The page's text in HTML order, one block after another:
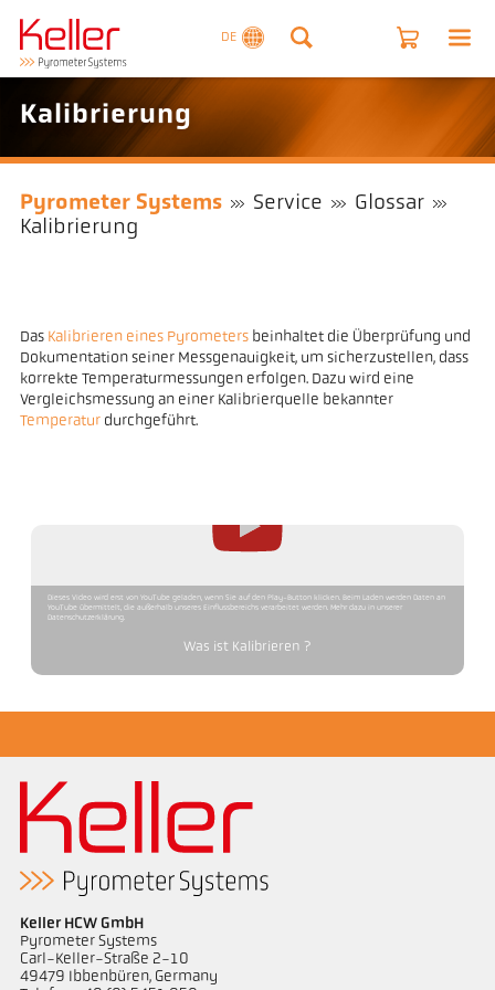
DE
Kalibrierung
Pyrometer Systems Service
Glossar
Kalibrierung
Das Kalibrieren eines Pyrometersbeinhaltet die Überprüfung und
Dokumentation seiner Messgenauigkeit, um sicherzustellen, dass
korrekte Temperaturmessungen erfolgen. Dazu wird eine
Vergleichsmessung an einer Kalibrierquelle bekannter
Temperaturdurchgeführt.
Dieses Video wird erst von YouTube geladen, wenn Sie auf den Play-Button klicken. Beim Laden werden Daten an
YouTube übermittelt, die außerhalb unseres Einflussbereichs verarbeitet werden. Mehr dazu in unserer
Datenschutzerklärung.
Was ist Kalibrieren ?
Keller HCW GmbH
Pyrometer Systems
Carl-Keller-Straße 2-10
49479 Ibbenbüren, Germany